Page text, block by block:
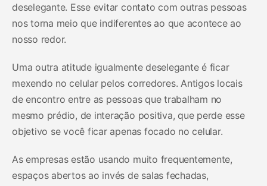
deselegante. Esse evitar contato com outras pessoas
nos torna meio que indiferentes ao que acontece ao
nosso redor.
Uma outra atitude igualmente deselegante é ficar
mexendo no celular pelos corredores. Antigos locais
de encontro entre as pessoas que trabalham no
mesmo prédio, de interação positiva, que perde esse
objetivo se você ficar apenas focado no celular.
As empresas estão usando muito frequentemente,
espaços abertos ao invés de salas fechadas,